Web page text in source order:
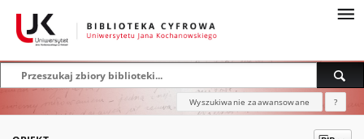
Wyszukiwanie zaawansowane ?